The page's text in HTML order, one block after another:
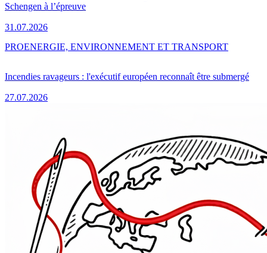
Schengen à l’épreuve
31.07.2026
Incendies ravageurs : l'exécutif européen reconnaît être submergé
27.07.2026
PROENERGIE, ENVIRONNEMENT ET TRANSPORT